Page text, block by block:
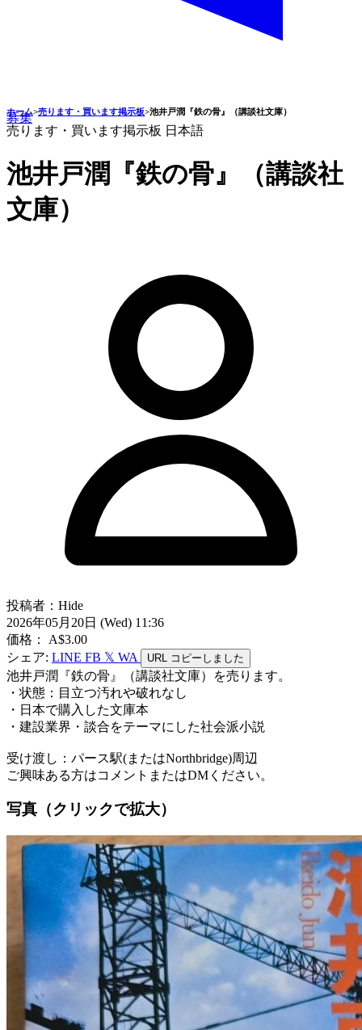
募集
ホーム>売ります・買います掲示板>池井戸潤『鉄の骨』（講談社文庫）
売ります・買います掲示板 日本語
池井戸潤『鉄の骨』（講談社
文庫）
投稿者：Hide
2026年05月20日 (Wed) 11:36
価格： A$3.00
シェア: LINE FB 𝕏 WA URL コピーしました
池井戸潤『鉄の骨』（講談社文庫）を売ります。
・状態：目立つ汚れや破れなし
・日本で購入した文庫本
・建設業界・談合をテーマにした社会派小説
受け渡し：パース駅(またはNorthbridge)周辺
ご興味ある方はコメントまたはDMください。
写真（クリックで拡大）